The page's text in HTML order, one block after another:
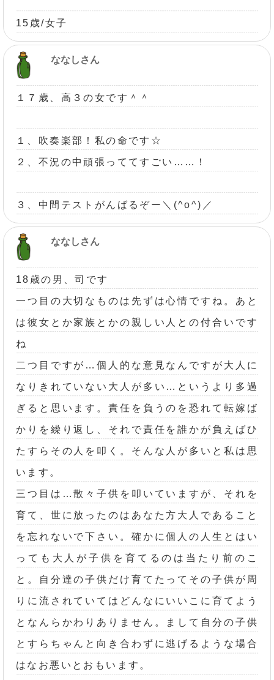
15歳/女子
ななしさん
１７歳、高３の女です＾＾
１、吹奏楽部！私の命です☆
２、不況の中頑張っててすごい……！
３、中間テストがんばるぞー＼(^o^)／
ななしさん
18歳の男、司です
一つ目の大切なものは先ずは心情ですね。あと
は彼女とか家族とかの親しい人との付合いです
ね
二つ目ですが…個人的な意見なんですが大人に
なりきれていない大人が多い…というより多過
ぎると思います。責任を負うのを恐れて転嫁ば
かりを繰り返し、それで責任を誰かが負えばひ
たすらその人を叩く。そんな人が多いと私は思
います。
三つ目は…散々子供を叩いていますが、それを
育て、世に放ったのはあなた方大人であること
を忘れないで下さい。確かに個人の人生とはい
っても大人が子供を育てるのは当たり前のこ
と。自分達の子供だけ育てたってその子供が周
りに流されていてはどんなにいいこに育てよう
となんらかわりありません。まして自分の子供
とすらちゃんと向き合わずに逃げるような場合
はなお悪いとおもいます。